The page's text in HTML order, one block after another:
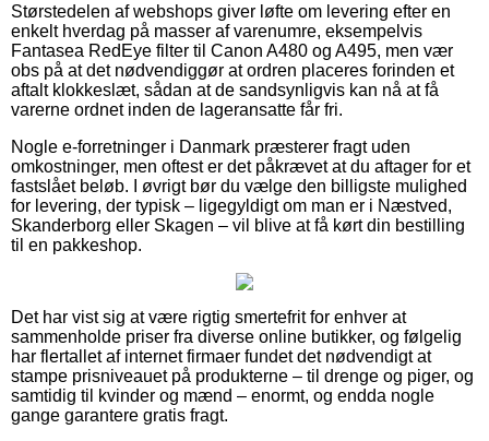
Størstedelen af webshops giver løfte om levering efter en
enkelt hverdag på masser af varenumre, eksempelvis
Fantasea RedEye filter til Canon A480 og A495, men vær
obs på at det nødvendiggør at ordren placeres forinden et
aftalt klokkeslæt, sådan at de sandsynligvis kan nå at få
varerne ordnet inden de lageransatte får fri.
Nogle e-forretninger i Danmark præsterer fragt uden
omkostninger, men oftest er det påkrævet at du aftager for et
fastslået beløb. I øvrigt bør du vælge den billigste mulighed
for levering, der typisk – ligegyldigt om man er i Næstved,
Skanderborg eller Skagen – vil blive at få kørt din bestilling
til en pakkeshop.
Det har vist sig at være rigtig smertefrit for enhver at
sammenholde priser fra diverse online butikker, og følgelig
har flertallet af internet firmaer fundet det nødvendigt at
stampe prisniveauet på produkterne – til drenge og piger, og
samtidig til kvinder og mænd – enormt, og endda nogle
gange garantere gratis fragt.